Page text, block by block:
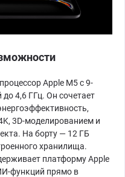
Apple M5 с 9-
до 4,6 ГГц. Он сочетает
3D-моделированием и
На борту — 12 ГБ
хранилища.
платформу Apple
функций прямо в